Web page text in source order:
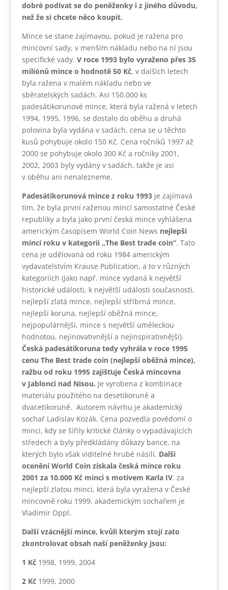
dobré podívat se do peněženky i z jiného důvodu,
než že si chcete něco koupit.
Mince se stane zajímavou, pokud je ražena pro
mincovní sady, v menším nákladu nebo na ní jsou
specifické vady. V roce 1993 bylo vyraženo přes 35
miliónů mince o hodnotě 50 Kč, v dalších letech
byla ražena v malém nákladu nebo ve
sběratelských sadách. Asi 150.000 ks
padesátikorunové mince, která byla ražená v letech
1994, 1995, 1996, se dostalo do oběhu a druhá
polovina byla vydána v sadách, cena se u těchto
kusů pohybuje okolo 150 Kč. Cena ročníků 1997 až
2000 se pohybuje okolo 300 Kč a ročníky 2001,
2002, 2003 byly vydány v sadách, takže je asi
v oběhu ani nenalezneme.
Padesátikorunová mince z roku 1993je zajímavá
tím, že byla první raženou mincí samostatné České
republiky a byla jako první česká mince vyhlášena
americkým časopisem World Coin News nejlepší
mincí roku v kategorii „The Best trade coin“. Tato
cena je udělovaná od roku 1984 americkým
vydavatelstvím Krause Publication, a to v různých
kategoriích (jako např. mince vydaná k největší
historické události, k největší události současnosti,
nejlepší zlatá mince, nejlepší stříbrná mince,
nejlepší koruna, nejlepší oběžná mince,
nejpopulárnější, mince s největší uměleckou
hodnotou, nejinovativnější a nejinspirativnější).
Česká padesátikoruna tedy vyhrála v roce 1995
cenu The Best trade coin (nejlepší oběžná mince),
ražbu od roku 1995 zajišťuje Česká mincovna
v Jablonci nad Nisou. Je vyrobena z kombinace
materiálu použitého na desetikoruně a
dvacetikoruně. Autorem návrhu je akademický
sochař Ladislav Kozák. Cena pozvedla povědomí o
minci, kdy se šířily kritické články o vypadávajících
středech a byly předkládány důkazy bance, na
kterých bylo však viditelné hrubé násilí. Další
ocenění World Coin získala česká mince roku
2001 za 10.000 Kč minci s motivem Karla IV. za
nejlepší zlatou minci, která byla vyražena v České
mincovně roku 1999, akademickým sochařem je
Vladimír Oppl.
Další vzácnější mince, kvůli kterým stojí zato
zkontrolovat obsah naší peněženky jsou:
1 Kč 1998, 1999, 2004
2 Kč 1999, 2000